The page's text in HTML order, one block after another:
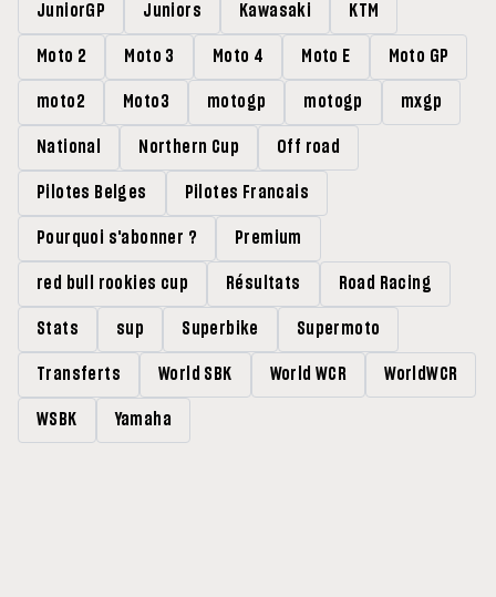
JuniorGP Juniors Kawasaki KTM
Moto 2 Moto 3 Moto 4 Moto E Moto GP
moto2 Moto3 motogp motogp mxgp
National Northern Cup Off road
Pilotes Belges Pilotes Francais
Pourquoi s'abonner ? Premium
red bull rookies cup Résultats Road Racing
Stats sup Superbike Supermoto
Transferts World SBK World WCR WorldWCR
WSBK Yamaha